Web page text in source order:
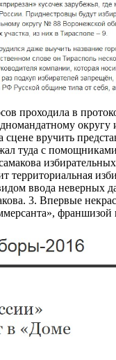
проходила в
сцене вручить
туда с
территориальная
ввода неверных
3. Впервые
франшизой